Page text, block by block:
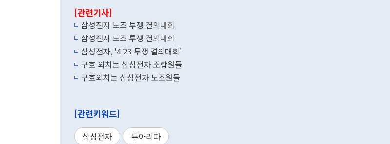
[관련기사]
삼성전자 노조 투쟁 결의대회
삼성전자 노조 투쟁 결의대회
삼성전자, '4.23 투쟁 결의대회'
구호 외치는 삼성전자 조합원들
구호외치는 삼성전자 노조원들
[관련키워드]
삼성전자 두아리파